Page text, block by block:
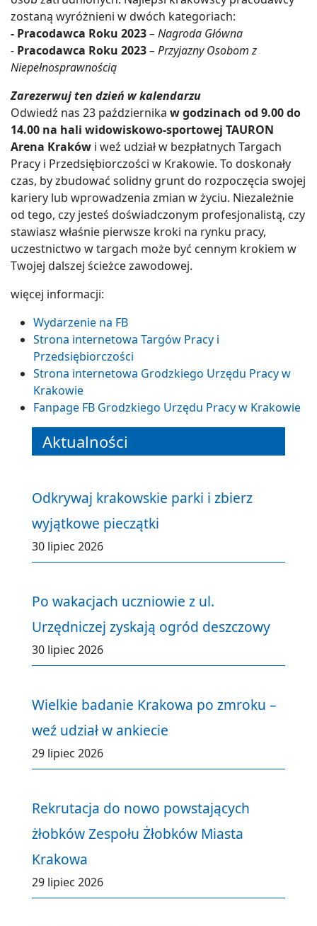
zostaną wyróżnieni w dwóch kategoriach:
- Pracodawca Roku 2023– Nagroda Główna
- Pracodawca Roku 2023– Przyjazny Osobom z
Niepełnosprawnością
Zarezerwuj ten dzień w kalendarzu
Odwiedź nas 23 października w godzinach od 9.00 do
14.00 na hali widowiskowo-sportowej TAURON
Arena Kraków i weź udział w bezpłatnych Targach
Pracy i Przedsiębiorczości w Krakowie. To doskonały
czas, by zbudować solidny grunt do rozpoczęcia swojej
kariery lub wprowadzenia zmian w życiu. Niezależnie
od tego, czy jesteś doświadczonym profesjonalistą, czy
stawiasz właśnie pierwsze kroki na rynku pracy,
uczestnictwo w targach może być cennym krokiem w
Twojej dalszej ścieżce zawodowej.
więcej informacji:
Wydarzenie na FB
Strona internetowa Targów Pracy i
Przedsiębiorczości
Strona internetowa Grodzkiego Urzędu Pracy w
Krakowie
Fanpage FB Grodzkiego Urzędu Pracy w Krakowie
Aktualności
Odkrywaj krakowskie parki i zbierz
wyjątkowe pieczątki
30 lipiec 2026
Po wakacjach uczniowie z ul.
Urzędniczej zyskają ogród deszczowy
30 lipiec 2026
Wielkie badanie Krakowa po zmroku –
weź udział w ankiecie
29 lipiec 2026
Rekrutacja do nowo powstających
żłobków Zespołu Żłobków Miasta
Krakowa
29 lipiec 2026